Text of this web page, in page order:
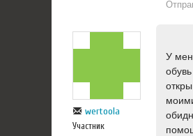
wertoola
Участник
У